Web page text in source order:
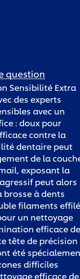
question
Sensibilité Extra
des experts
avec un
: doux pour
contre la
dentaire peut
de la
exposant la
peut alors
brosse à dents
filaments
un nettoyage
efficace de
tête de précision
été
difficiles
efficace